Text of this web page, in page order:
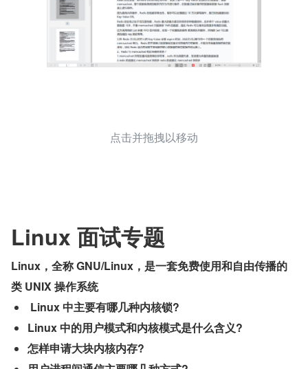
点击并拖拽以移动
Linux 面试专题
Linux，全称 GNU/Linux，是一套免费使用和自由传播的
类 UNIX 操作系统
Linux 中主要有哪几种内核锁?
Linux 中的用户模式和内核模式是什么含义?
怎样申请大块内核内存?